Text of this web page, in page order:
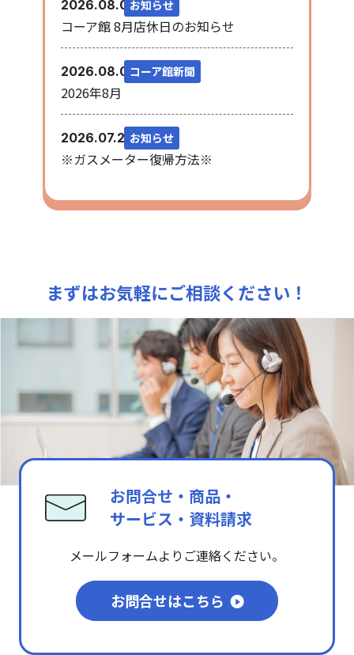
2026.08.06お知らせ
コーア館 8月店休日のお知らせ
2026.08.03コーア館新聞
2026年8月
2026.07.28お知らせ
※ガスメーター復帰方法※
まずはお気軽にご相談ください！
お問合せ・商品・
サービス・資料請求
メールフォームよりご連絡ください。
お問合せはこちら